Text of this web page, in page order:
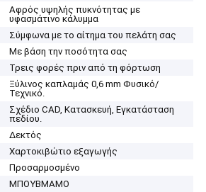
Αφρός υψηλής πυκνότητας με
υφασμάτινο κάλυμμα
Σύμφωνα με το αίτημα του πελάτη σας
Με βάση την ποσότητα σας
Τρεις φορές πριν από τη φόρτωση
Ξύλινος καπλαμάς 0,6 mm Φυσικό/
Τεχνικό.
Σχέδιο CAD, Κατασκευή, Εγκατάσταση
πεδίου.
Δεκτός
Χαρτοκιβώτιο εξαγωγής
Προσαρμοσμένο
ΜΠΟΥΒΜΑΜΟ